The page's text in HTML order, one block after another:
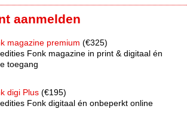
aanmelden
magazine premium (€325)
Fonk magazine in print & digitaal én
toegang
digi Plus (€195)
Fonk digitaal én onbeperkt online